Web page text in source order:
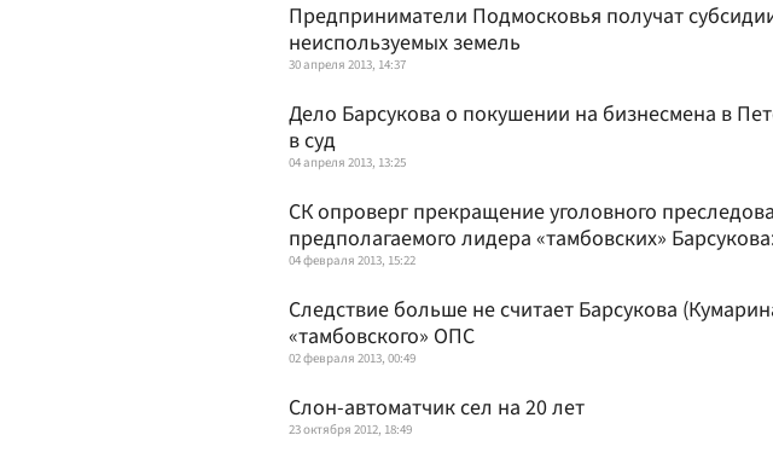
Предприниматели Подмосковья получат
неиспользуемых земель
30 апреля 2013, 14:37
Дело Барсукова о покушении на бизнесмена в
в суд
04 апреля 2013, 13:25
СК опроверг прекращение уголовного
предполагаемого лидера «тамбовских»
04 февраля 2013, 15:22
Следствие больше не считает Барсукова
«тамбовского» ОПС
02 февраля 2013, 00:49
Слон-автоматчик сел на 20 лет
23 октября 2012, 18:49